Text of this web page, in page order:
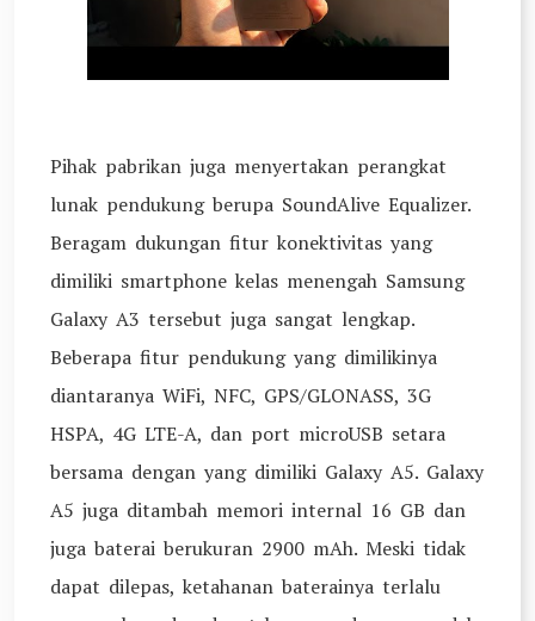
Pihak pabrikan juga menyertakan perangkat
lunak pendukung berupa SoundAlive Equalizer.
Beragam dukungan fitur konektivitas yang
dimiliki smartphone kelas menengah Samsung
Galaxy A3 tersebut juga sangat lengkap.
Beberapa fitur pendukung yang dimilikinya
diantaranya WiFi, NFC, GPS/GLONASS, 3G
HSPA, 4G LTE-A, dan port microUSB setara
bersama dengan yang dimiliki Galaxy A5. Galaxy
A5 juga ditambah memori internal 16 GB dan
juga baterai berukuran 2900 mAh. Meski tidak
dapat dilepas, ketahanan baterainya terlalu